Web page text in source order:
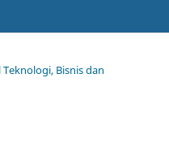
Teknologi, Bisnis dan